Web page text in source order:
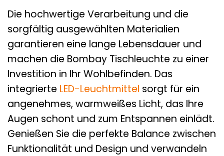
Die hochwertige Verarbeitung und die
sorgfältig ausgewählten Materialien
garantieren eine lange Lebensdauer und
machen die Bombay Tischleuchte zu einer
Investition in Ihr Wohlbefinden. Das
integrierte LED-Leuchtmittel sorgt für ein
angenehmes, warmweißes Licht, das Ihre
Augen schont und zum Entspannen einlädt.
Genießen Sie die perfekte Balance zwischen
Funktionalität und Design und verwandeln